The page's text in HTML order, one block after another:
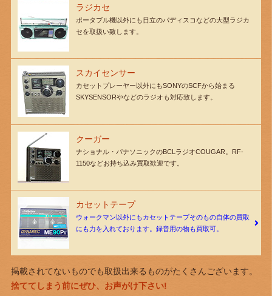
ラジカセ
ポータブル機以外にも日立のパディスコなどの大型ラジカ
セを取扱い致します。
スカイセンサー
カセットプレーヤー以外にもSONYのSCFから始まる
SKYSENSORやなどのラジオも対応致します。
クーガー
ナショナル・パナソニックのBCLラジオCOUGAR。RF-
1150などお持ち込み買取歓迎です。
カセットテープ
ウォークマン以外にもカセットテープそのもの自体の買取
にも力を入れております。録音用の物も買取可。
掲載されてないものでも取扱出来るものがたくさんございます。
捨ててしまう前にぜひ、お声がけ下さい!